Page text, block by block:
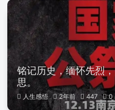
铭记历史，缅怀先烈
思。
人生感悟 2年前 447 0